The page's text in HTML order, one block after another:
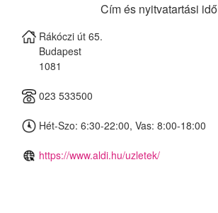
Cím és nyitvatartási idő
Rákóczi út 65.
Budapest
1081
023 533500
Hét-Szo: 6:30-22:00, Vas: 8:00-18:00
https://www.aldi.hu/uzletek/